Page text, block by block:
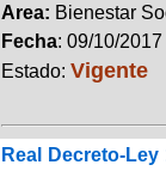
Area: Bienestar
Fecha: 09/10/2017
Estado: Vigente
Real Decreto-